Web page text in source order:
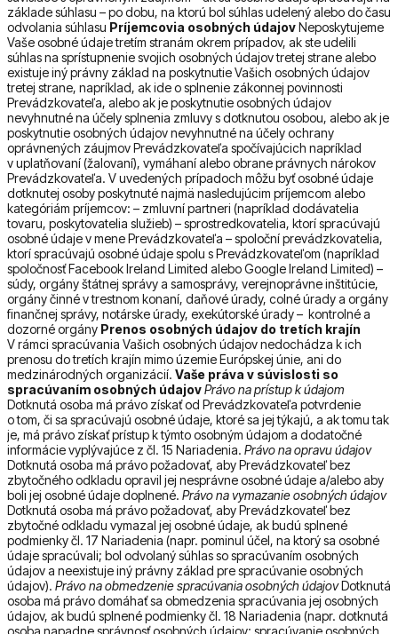
základe súhlasu – po dobu, na ktorú bol súhlas udelený alebo do času
odvolania súhlasu Príjemcovia osobných údajovNeposkytujeme
Vaše osobné údaje tretím stranám okrem prípadov, ak ste udelili
súhlas na sprístupnenie svojich osobných údajov tretej strane alebo
existuje iný právny základ na poskytnutie Vašich osobných údajov
tretej strane, napríklad, ak ide o splnenie zákonnej povinnosti
Prevádzkovateľa, alebo ak je poskytnutie osobných údajov
nevyhnutné na účely splnenia zmluvy s dotknutou osobou, alebo ak je
poskytnutie osobných údajov nevyhnutné na účely ochrany
oprávnených záujmov Prevádzkovateľa spočívajúcich napríklad
v uplatňovaní (žalovaní), vymáhaní alebo obrane právnych nárokov
Prevádzkovateľa. V uvedených prípadoch môžu byť osobné údaje
dotknutej osoby poskytnuté najmä nasledujúcim príjemcom alebo
kategóriám príjemcov: – zmluvní partneri (napríklad dodávatelia
tovaru, poskytovatelia služieb) – sprostredkovatelia, ktorí spracúvajú
osobné údaje v mene Prevádzkovateľa – spoloční prevádzkovatelia,
ktorí spracúvajú osobné údaje spolu s Prevádzkovateľom (napríklad
spoločnosť Facebook Ireland Limited alebo Google Ireland Limited) –
súdy, orgány štátnej správy a samosprávy, verejnoprávne inštitúcie,
orgány činné v trestnom konaní, daňové úrady, colné úrady a orgány
finančnej správy, notárske úrady, exekútorské úrady – kontrolné a
dozorné orgány Prenos osobných údajov do tretích krajín
V rámci spracúvania Vašich osobných údajov nedochádza k ich
prenosu do tretích krajín mimo územie Európskej únie, ani do
medzinárodných organizácií. Vaše práva v súvislosti so
spracúvaním osobných údajovPrávo na prístup k údajom
Dotknutá osoba má právo získať od Prevádzkovateľa potvrdenie
o tom, či sa spracúvajú osobné údaje, ktoré sa jej týkajú, a ak tomu tak
je, má právo získať prístup k týmto osobným údajom a dodatočné
informácie vyplývajúce z čl. 15 Nariadenia. Právo na opravu údajov
Dotknutá osoba má právo požadovať, aby Prevádzkovateľ bez
zbytočného odkladu opravil jej nesprávne osobné údaje a/alebo aby
boli jej osobné údaje doplnené. Právo na vymazanie osobných údajov
Dotknutá osoba má právo požadovať, aby Prevádzkovateľ bez
zbytočné odkladu vymazal jej osobné údaje, ak budú splnené
podmienky čl. 17 Nariadenia (napr. pominul účel, na ktorý sa osobné
údaje spracúvali; bol odvolaný súhlas so spracúvaním osobných
údajov a neexistuje iný právny základ pre spracúvanie osobných
údajov). Právo na obmedzenie spracúvania osobných údajovDotknutá
osoba má právo domáhať sa obmedzenia spracúvania jej osobných
údajov, ak budú splnené podmienky čl. 18 Nariadenia (napr. dotknutá
osoba napadne správnosť osobných údajov; spracúvanie osobných